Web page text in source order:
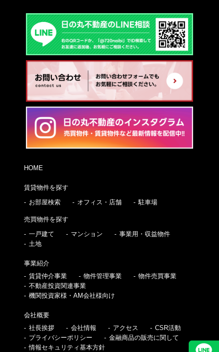
HOME
賃貸物件を探す
お部屋検索
オフィス・店舗 駐車場
売買物件を探す
一戸建て
マンション
事業用・収益物件
土地
事業紹介
賃貸仲介事業
物件管理事業
物件売買事業
不動産投資関連事業
機関投資家様・AM会社様向け
会社概要
社長挨拶
会社情報 アクセス
CSR活動
プライバシーポリシー
金融商品の販売に関して
情報セキュリティ基本方針